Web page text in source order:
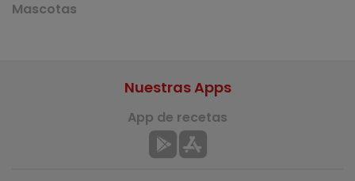
Mascotas
Nuestras Apps
App de recetas